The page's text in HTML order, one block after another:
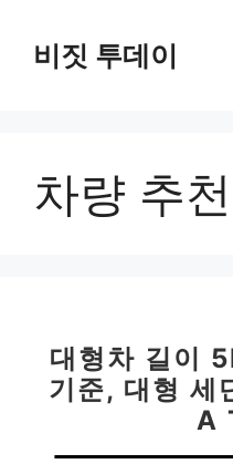
비짓 투데이
차량 추천
대형차 길이
기준, 대형 세
A